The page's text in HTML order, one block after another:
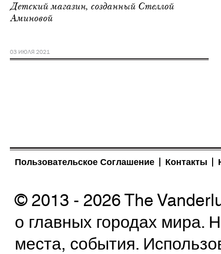
Детский магазин, созданный Стеллой
Аминовой
03 ИЮЛЯ 2021
Пользовательское Соглашение Контакты
© 2013 - 2026 The
о главных городах
места, события.